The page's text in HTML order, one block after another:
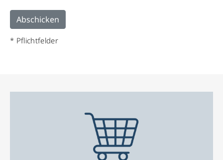
* Pflichtfelder